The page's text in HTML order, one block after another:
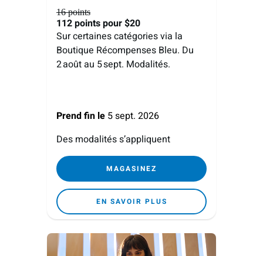
16 points
112 pointspour $20
Sur certaines catégories via la
Boutique Récompenses Bleu. Du
2 août au 5 sept. Modalités.
Prend fin le 5 sept. 2026
Des modalités s’appliquent
MAGASINEZ
EN SAVOIR PLUS